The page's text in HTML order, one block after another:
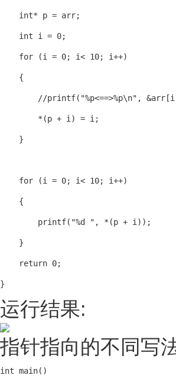
    int* p = arr;
    int i = 0;
    for (i = 0; i< 10; i++)
    {
//printf("%p<==>%p\n",
        *(p + i) = i;
    }
    for (i = 0; i< 10; i++)
    {
        printf("%d ", *(p + i));
    }
    return 0;
}
运行结果:
指针指向的不同写
int main()